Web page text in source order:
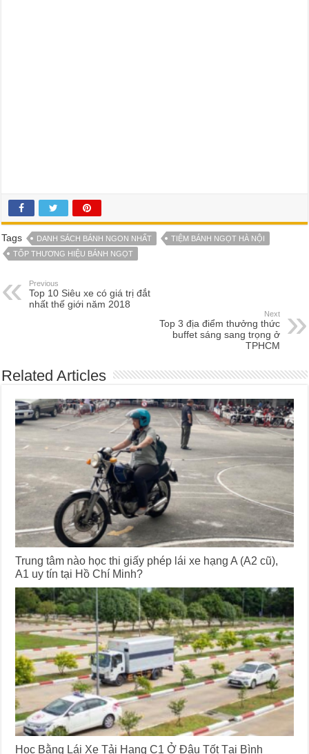
Tags DANH SÁCH BÁNH NGON NHẤT
TIỆM BÁNH NGỌT HÀ NỘI
TỐP THƯƠNG HIỆU BÁNH NGỌT
Previous
Top 10 Siêu xe có giá trị đắt
nhất thế giới năm 2018
Next
Top 3 địa điểm thưởng thức
buffet sáng sang trọng ở
TPHCM
Related Articles
Trung tâm nào học thi giấy phép lái xe hạng A (A2 cũ),
A1 uy tín tại Hồ Chí Minh?
Học Bằng Lái Xe Tải Hạng C1 Ở Đâu Tốt Tại Bình